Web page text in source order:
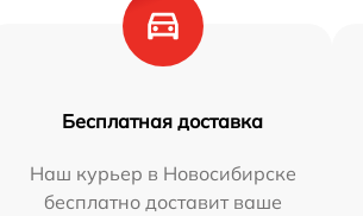
Бесплатная доставка
Наш курьер в Новосибирске
бесплатно доставит ваше